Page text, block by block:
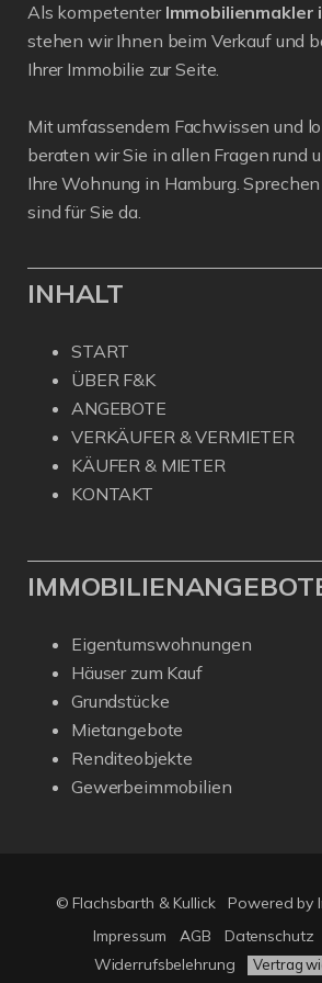
Als kompetenter Immobilienmakler
stehen wir Ihnen beim Verkauf und
Ihrer Immobilie zur Seite.
Mit umfassendem Fachwissen und
beraten wir Sie in allen Fragen rund
Ihre Wohnung in Hamburg.
sind für Sie da.
INHALT
START
ÜBER F&K
ANGEBOTE
VERKÄUFER & VERMIETER
KÄUFER & MIETER
KONTAKT
Eigentumswohnungen
Häuser zum Kauf
Grundstücke
Mietangebote
Renditeobjekte
Gewerbeimmobilien
© Flachsbarth & Kullick Powered by
Impressum
AGB Datenschutz
Widerrufsbelehrung
Vertrag